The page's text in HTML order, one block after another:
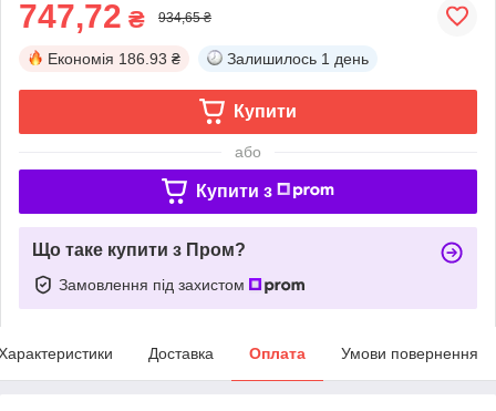
747,72 ₴ 934,65 ₴
Економія 186.93 ₴ Залишилось 1 день
Купити
або
Купити з
Що таке купити з Пром?
Замовлення під захистом
Доставка Оплата Умови повернення